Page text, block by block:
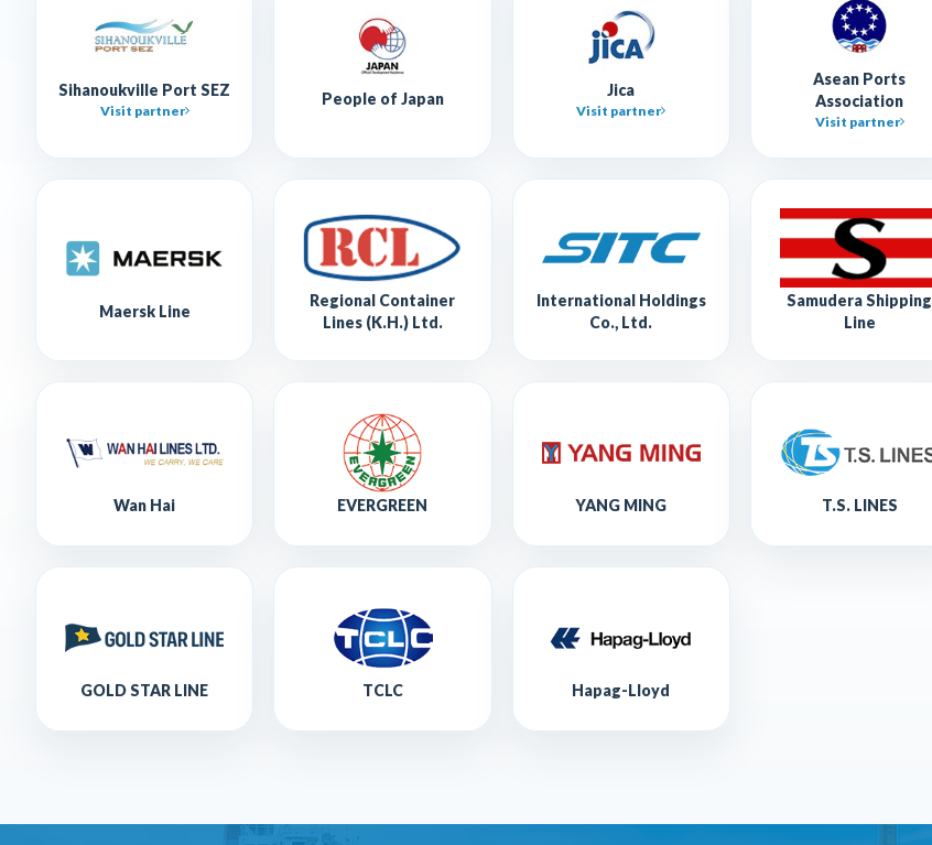
Sihanoukville Port SEZ
Visit partner
People of Japan Jica
Visit partner
Asean Ports
Association
Visit partner
Maersk Line
Regional Container
Lines (K.H.) Ltd.
International Holdings
Co., Ltd.
Samudera Shipping
Line
Wan Hai EVERGREEN YANG MING T.S. LINES
GOLD STAR LINE TCLC Hapag-Lloyd